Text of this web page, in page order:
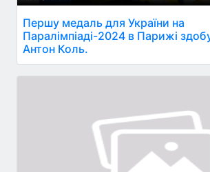
Першу медаль для України на
Паралімпіаді-2024 в Парижі
Антон Коль.